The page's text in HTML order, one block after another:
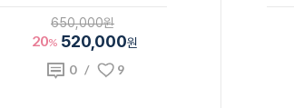
650,000원
20% 520,000원
0/ 9